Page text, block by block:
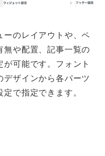
ーのレイアウトや、ペ
無や配置、記事一覧の
可能です。フォント
デザインから各パーツ
で指定できます。